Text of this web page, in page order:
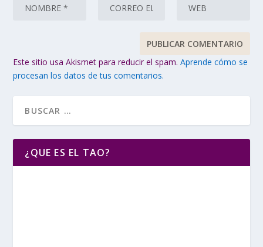
Este sitio usa Akismet para reducir el spam.Aprende cómo se
procesan los datos de tus comentarios.
¿QUE ES EL TAO?